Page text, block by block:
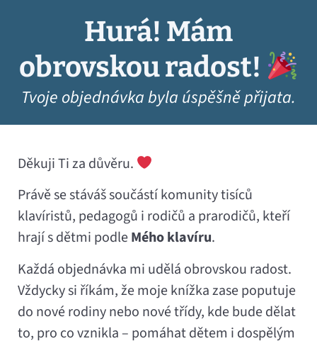
Hurá! Mám
obrovskou radost!
Tvoje objednávka byla úspěšně přijata.
Děkuji Ti za důvěru.
Právě se stáváš součástí komunity tisíců
klavíristů, pedagogů i rodičů a prarodičů, kteří
hrají s dětmi podleMého klavíru.
Každá objednávka mi udělá obrovskou radost.
Vždycky si říkám, že moje knížka zase poputuje
do nové rodiny nebo nové třídy, kde bude dělat
to, pro co vznikla – pomáhat dětem i dospělým